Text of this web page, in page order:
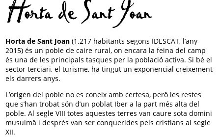
Horta de Sant Joan
Horta de Sant Joan (1.217 habitants segons IDESCAT, l’any
2015) és un poble de caire rural, on encara la feina del camp
és una de les principals tasques per la població́ activa. Si bé el
sector terciari, el turisme, ha tingut un exponencial creixement
els darrers anys.
L’origen del poble no es coneix amb certesa, però̀ les restes
que s’han trobat són d’un poblat Iber a la part més alta del
poble. Al segle VIII totes aquestes terres van caure sota domini
musulmà̀ i després van ser conquerides pels cristians al segle
XII.